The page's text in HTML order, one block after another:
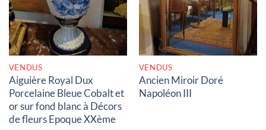
VENDUS
Aiguière Royal Dux
Porcelaine Bleue Cobalt et
or sur fond blanc à Décors
de fleurs Epoque XXème
VENDUS
Ancien Miroir Doré
Napoléon III